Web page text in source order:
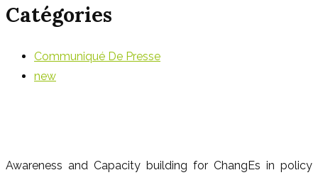
Catégories
Communiqué De Presse
new
Awareness and Capacity building for ChangEs in policy